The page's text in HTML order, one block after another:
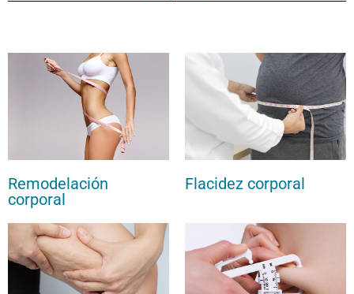
Remodelación
corporal
Flacidez corporal